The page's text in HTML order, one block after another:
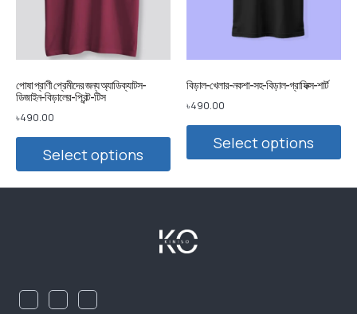
পোষা প্রাণী প্রেমীদের জন্য অ্যাডিক্যাটস-
ডিজাইন-বিড়ালের-প্রিন্ট-টিস
৳490.00
Select options
বিড়াল-খেলার-নকশা-সহ-বিড়াল-গ্রাফিক্স-শার্ট
৳490.00
Select options